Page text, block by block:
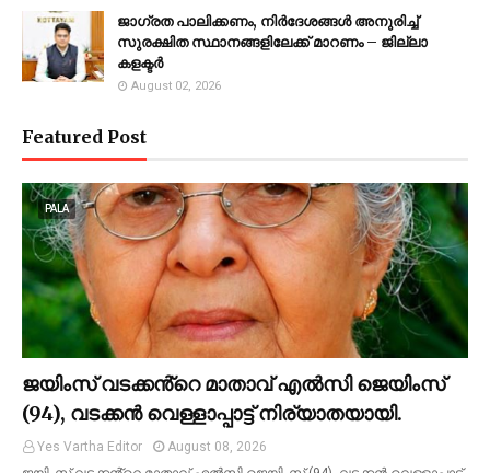
ജാഗ്രത പാലിക്കണം, നിര്‍ദേശങ്ങള്‍ അനുരിച്ച്
സുരക്ഷിത സ്ഥാനങ്ങളിലേക്ക് മാറണം – ജില്ലാ
കളക്ടർ
August 02, 2026
Featured Post
PALA
ജയിംസ് വടക്കൻ്റെ മാതാവ് എൽസി ജെയിംസ്
(94), വടക്കൻ വെള്ളാപ്പാട്ട് നിര്യാതയായി.
Yes Vartha Editor
August 08, 2026